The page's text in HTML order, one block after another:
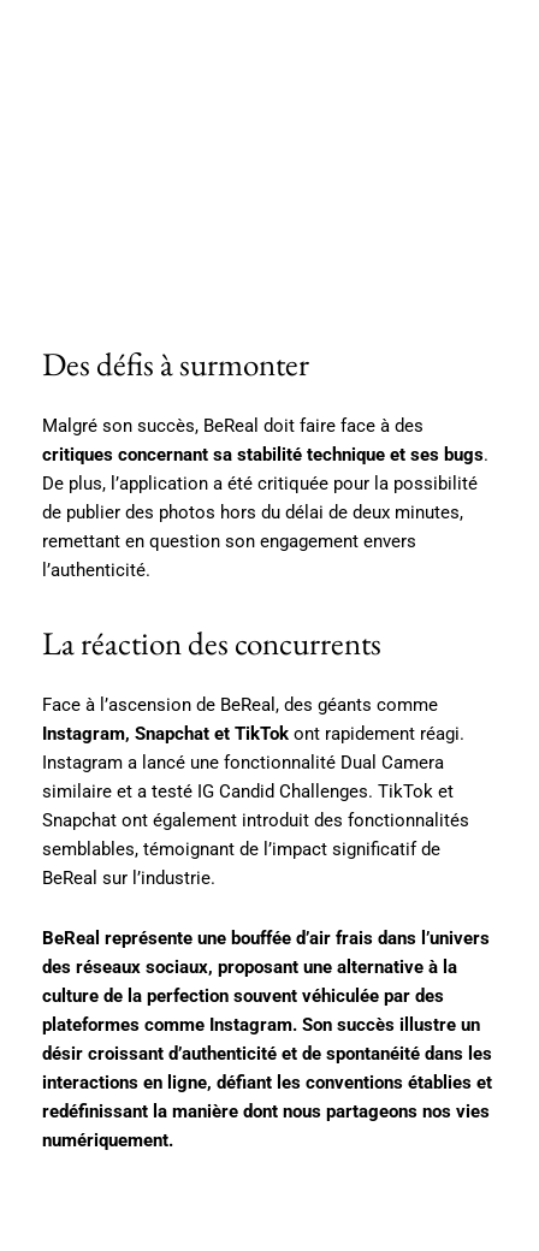
Des défis à surmonter
Malgré son succès, BeReal doit faire face à des
critiques concernant sa stabilité technique et ses bugs.
De plus, l’application a été critiquée pour la possibilité
de publier des photos hors du délai de deux minutes,
remettant en question son engagement envers
l’authenticité.
La réaction des concurrents
Face à l’ascension de BeReal, des géants comme
Instagram, Snapchat et TikTok ont rapidement réagi.
Instagram a lancé une fonctionnalité Dual Camera
similaire et a testé IG Candid Challenges. TikTok et
Snapchat ont également introduit des fonctionnalités
semblables, témoignant de l’impact significatif de
BeReal sur l’industrie.
BeReal représente une bouffée d’air frais dans l’univers
des réseaux sociaux, proposant une alternative à la
culture de la perfection souvent véhiculée par des
plateformes comme Instagram. Son succès illustre un
désir croissant d’authenticité et de spontanéité dans les
interactions en ligne, défiant les conventions établies et
redéfinissant la manière dont nous partageons nos vies
numériquement.